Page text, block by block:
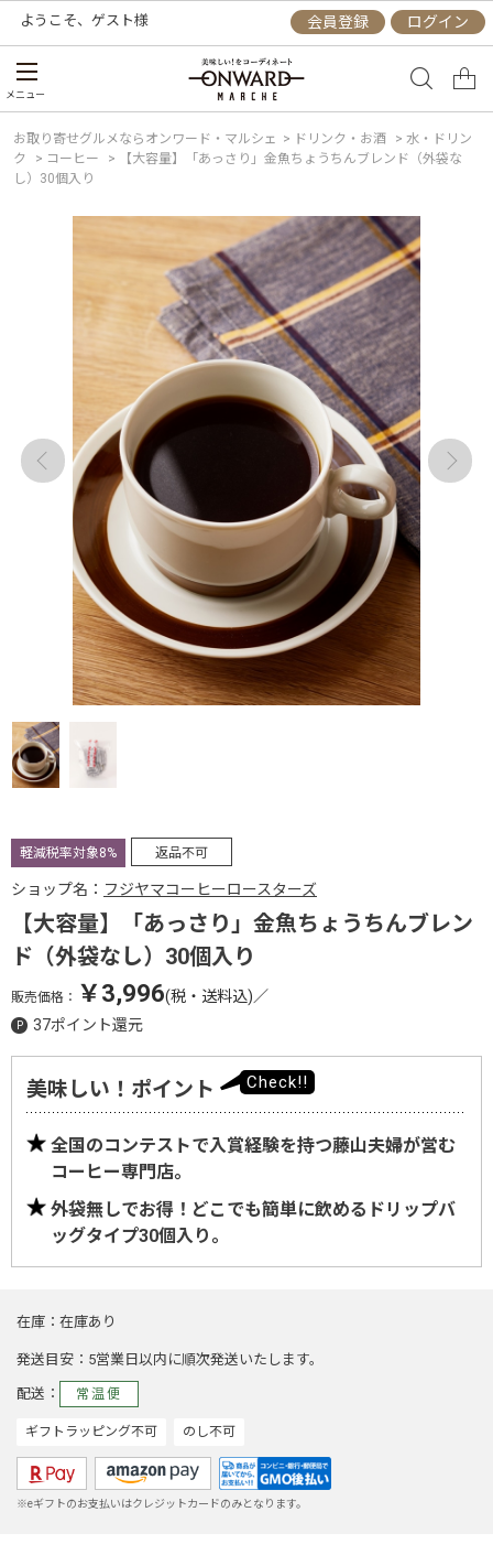
ようこそ、 ゲスト様 会員登録 ログイン
メニュー
お取り寄せグルメならオンワード・マルシェ > ドリンク・お酒 > 水・ドリン
ク
> コーヒー >
【大容量】「あっさり」金魚ちょうちんブレンド（外袋な
し）30個入り
軽減税率対象8% 返品不可
ショップ名： フジヤマコーヒーロースターズ
【大容量】「あっさり」金魚ちょうちんブレン
ド（外袋なし）30個入り
販売価格： ￥3,996(税・送料込)／
37ポイント還元
美味しい！ポイント
全国のコンテストで入賞経験を持つ藤山夫婦が営む
コーヒー専門店。
外袋無しでお得！どこでも簡単に飲めるドリップバ
ッグタイプ30個入り。
在庫 在庫あり
発送目安 5営業日以内に順次発送いたします。
配送 常温便
ギフトラッピング不可 のし不可
※eギフトのお支払いはクレジットカードのみとなります。